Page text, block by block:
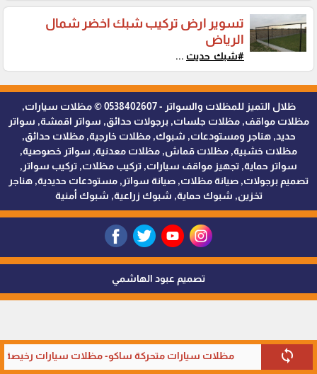
sync مظلات سيارات متحركة ساكو- مظلات سيارات رخيصة
تسوير ارض تركيب شبك اخضر شمال
الرياض
#شبك_حديث ...
ظلال التميز للمظلات والسواتر - 0538402607 © مظلات سيارات,
مظلات مواقف, مظلات جلسات, برجولات حدائق, سواتر اقمشة, سواتر
حديد, هناجر ومستودعات, شبوك, مظلات خارجية, مظلات حدائق,
مظلات خشبية, مظلات قماش, مظلات معدنية, سواتر خصوصية,
سواتر حماية, تجهيز مواقف سيارات, تركيب مظلات, تركيب سواتر,
تصميم برجولات, صيانة مظلات, صيانة سواتر, مستودعات حديدية, هناجر
تخزين, شبوك حماية, شبوك زراعية, شبوك أمنية
تصميم عبود الهاشمي